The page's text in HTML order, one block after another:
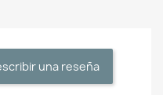
una reseña